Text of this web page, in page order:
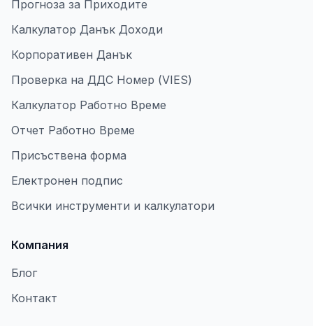
Прогноза за Приходите
Калкулатор Данък Доходи
Корпоративен Данък
Проверка на ДДС Номер (VIES)
Калкулатор Работно Време
Отчет Работно Време
Присъствена форма
Електронен подпис
Всички инструменти и калкулатори
Компания
Блог
Контакт